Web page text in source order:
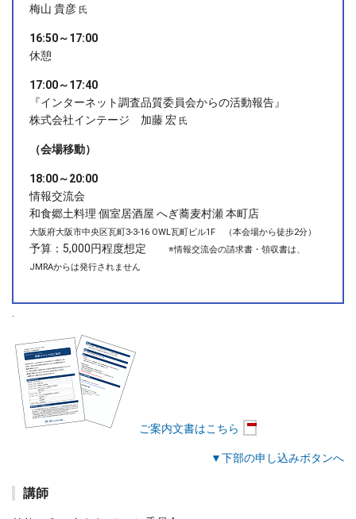
梅山 貴彦 氏
16:50～17:00
休憩
17:00～17:40
『インターネット調査品質委員会からの活動報告』
株式会社インテージ 加藤 宏 氏
（会場移動）
18:00～20:00
情報交流会
和食郷土料理 個室居酒屋 へぎ蕎麦村瀬 本町店
大阪府大阪市中央区瓦町3-3-16 OWL瓦町ビル1F （本会場から徒歩2分）
予算：5,000円程度想定
※情報交流会の請求書・領収書は、
JMRAからは発行されません
ご案内文書はこちら
▼下部の申し込みボタンへ
講師